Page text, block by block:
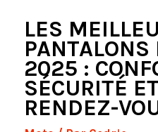
LES
PANTALONS
2025 :
SÉCURITÉ
RENDEZ-